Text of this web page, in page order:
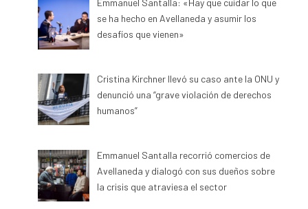
Emmanuel Santalla: «Hay que cuidar lo que
se ha hecho en Avellaneda y asumir los
desafíos que vienen»
Cristina Kirchner llevó su caso ante la ONU y
denunció una “grave violación de derechos
humanos”
Emmanuel Santalla recorrió comercios de
Avellaneda y dialogó con sus dueños sobre
la crisis que atraviesa el sector